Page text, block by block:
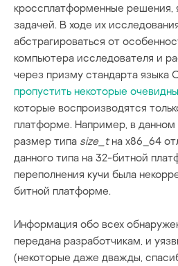
кроссплатформенные решения,
задачей. В ходе их
абстрагироваться от
компьютера исследователя и
через призму стандарта языка
пропустить некоторые
которые воспроизводятся
платформе. Например, в данном
размер типа size_ tна x86_64
данного типа на 32-битной
переполнения кучи была
битной платформе.
Информация обо всех
передана разработчикам, и
(некоторые даже дважды,